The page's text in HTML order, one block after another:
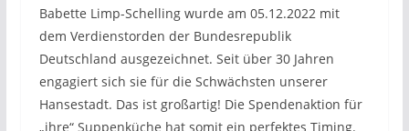
Babette Limp-Schelling wurde am 05.12.2022 mit
dem Verdienstorden der Bundesrepublik
Deutschland ausgezeichnet. Seit über 30 Jahren
engagiert sich sie für die Schwächsten unserer
Hansestadt. Das ist großartig! Die Spendenaktion für
„ihre“ Suppenküche hat somit ein perfektes Timing.